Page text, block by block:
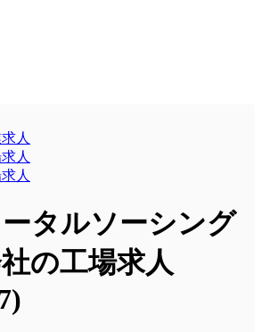
人
人
人
ータルソーシング
の工場求人